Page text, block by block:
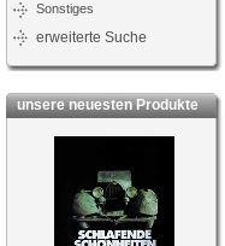
Sonstiges
erweiterte Suche
unsere neuesten Produkte